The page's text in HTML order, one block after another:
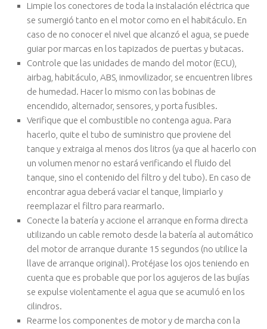
Limpie los conectores de toda la instalación eléctrica que
se sumergió tanto en el motor como en el habitáculo. En
caso de no conocer el nivel que alcanzó el agua, se puede
guiar por marcas en los tapizados de puertas y butacas.
Controle que las unidades de mando del motor (ECU),
airbag, habitáculo, ABS, inmovilizador, se encuentren libres
de humedad. Hacer lo mismo con las bobinas de
encendido, alternador, sensores, y porta fusibles.
Verifique que el combustible no contenga agua. Para
hacerlo, quite el tubo de suministro que proviene del
tanque y extraiga al menos dos litros (ya que al hacerlo con
un volumen menor no estará verificando el fluido del
tanque, sino el contenido del filtro y del tubo). En caso de
encontrar agua deberá vaciar el tanque, limpiarlo y
reemplazar el filtro para rearmarlo.
Conecte la batería y accione el arranque en forma directa
utilizando un cable remoto desde la batería al automático
del motor de arranque durante 15 segundos (no utilice la
llave de arranque original). Protéjase los ojos teniendo en
cuenta que es probable que por los agujeros de las bujías
se expulse violentamente el agua que se acumuló en los
cilindros.
Rearme los componentes de motor y de marcha con la